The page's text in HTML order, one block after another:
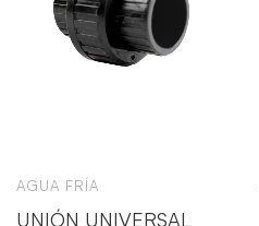
AGUA FRÍA
UNIÓN UNIVERSAL